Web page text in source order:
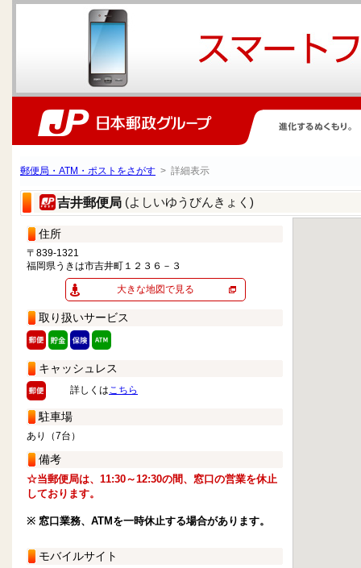
郵便局・ATM・ポストをさがす > 詳細表示
吉井郵便局 (よしいゆうびんきょく)
住所
〒839-1321
福岡県うきは市吉井町１２３６－３
大きな地図で見る
取り扱いサービス
キャッシュレス
詳しくはこちら
駐車場
あり（7台）
備考
☆当郵便局は、11:30～12:30の間、窓口の営業を休止
しております。
※ 窓口業務、ATMを一時休止する場合があります。
モバイルサイト